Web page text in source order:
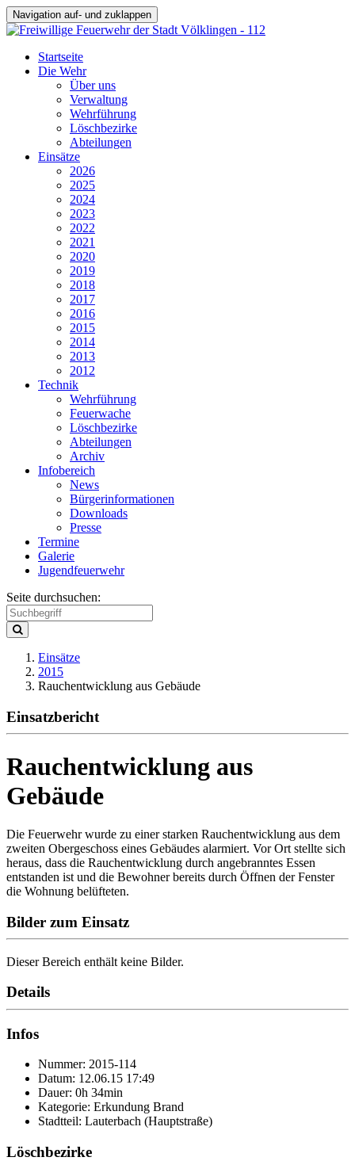
Navigation auf- und zuklappen
Startseite
Die Wehr
Über uns
Verwaltung
Wehrführung
Löschbezirke
Abteilungen
Einsätze
2026
2025
2024
2023
2022
2021
2020
2019
2018
2017
2016
2015
2014
2013
2012
Technik
Wehrführung
Feuerwache
Löschbezirke
Abteilungen
Archiv
Infobereich
News
Bürgerinformationen
Downloads
Presse
Termine
Galerie
Jugendfeuerwehr
Seite durchsuchen:
Einsätze
2015
Rauchentwicklung aus Gebäude
Einsatzbericht
Rauchentwicklung aus
Gebäude
Die Feuerwehr wurde zu einer starken Rauchentwicklung aus dem
zweiten Obergeschoss eines Gebäudes alarmiert. Vor Ort stellte sich
heraus, dass die Rauchentwicklung durch angebranntes Essen
entstanden ist und die Bewohner bereits durch Öffnen der Fenster
die Wohnung belüfteten.
Bilder zum Einsatz
Dieser Bereich enthält keine Bilder.
Details
Infos
Nummer: 2015-114
Datum: 12.06.15 17:49
Dauer: 0h 34min
Kategorie: Erkundung Brand
Stadtteil: Lauterbach (Hauptstraße)
Löschbezirke